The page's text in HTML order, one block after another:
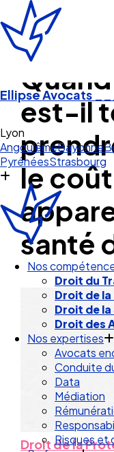
Ellipse Avocats
Lyon
AngoulêmeBayonne
PyrénéesStrasbourg
Nos
Droit du
Droit de
Droit de la
Droit des
Nos expertises
Avocats
Conduite
Data
Médiation
Risques et
est-il
le coût
santé
Droit de la